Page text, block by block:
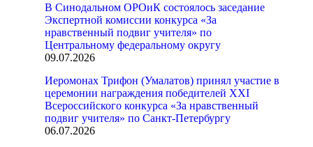
В Синодальном ОРОиК состоялось заседание
Экспертной комиссии конкурса «За
нравственный подвиг учителя» по
Центральному федеральному округу
09.07.2026
Иеромонах Трифон (Умалатов) принял участие в
церемонии награждения победителей XXI
Всероссийского конкурса «За нравственный
подвиг учителя» по Санкт-Петербургу
06.07.2026